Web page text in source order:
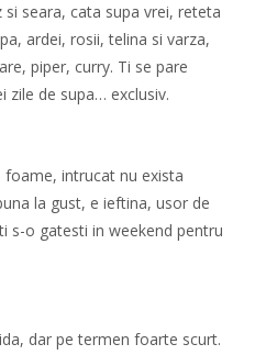
seara, cata supa vrei, reteta
ardei, rosii, telina si varza,
piper, curry. Ti se pare
zile de supa… exclusiv.
foame, intrucat nu exista
la gust, e ieftina, usor de
s-o gatesti in weekend pentru
dar pe termen foarte scurt.